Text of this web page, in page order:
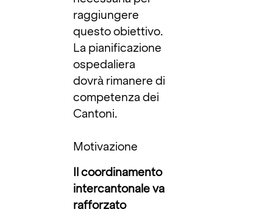
raggiungere
questo obiettivo.
La pianificazione
ospedaliera
dovrà rimanere di
competenza dei
Cantoni.
Motivazione
Il coordinamento
intercantonale va
rafforzato